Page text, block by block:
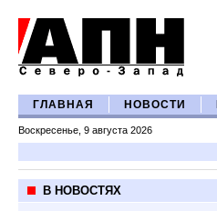
ГЛАВНАЯ НОВОСТИ
Воскресенье, 9 августа 2026
В НОВОСТЯХ